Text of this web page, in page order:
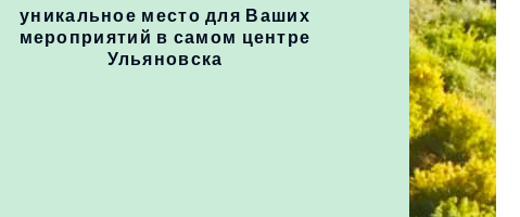
уникальное место для Ваших
мероприятий в самом центре
Ульяновска